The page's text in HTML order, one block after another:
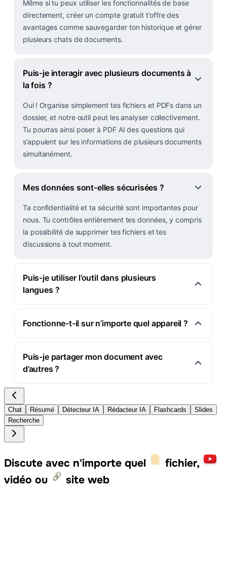
Même si tu peux utiliser les fonctionnalités de base
directement, créer un compte gratuit t’offre des
avantages comme sauvegarder ton historique et gérer
plusieurs chats de documents.
Puis-je interagir avec plusieurs documents à
la fois ?
Oui ! Organise simplement tes fichiers et PDFs dans un
dossier, et notre outil peut les analyser collectivement.
Tu pourras ainsi poser à PDF AI des questions qui
s’appuient sur les informations de plusieurs documents
simultanément.
Mes données sont-elles sécurisées ?
Ta confidentialité et ta sécurité sont importantes pour
nous. Tu contrôles entièrement tes données, y compris
la possibilité de supprimer tes fichiers et tes
discussions à tout moment.
Puis-je utiliser l’outil dans plusieurs
langues ?
Fonctionne-t-il sur n’importe quel appareil ?
Puis-je partager mon document avec
d’autres ?
Chat Résumé Détecteur IA Rédacteur IA Flashcards
Slides
Recherche
Discute avec n'importe quel
fichier,
vidéo ou
site web